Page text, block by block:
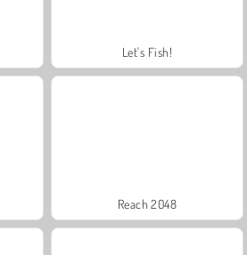
Let's Fish!
Reach 2048